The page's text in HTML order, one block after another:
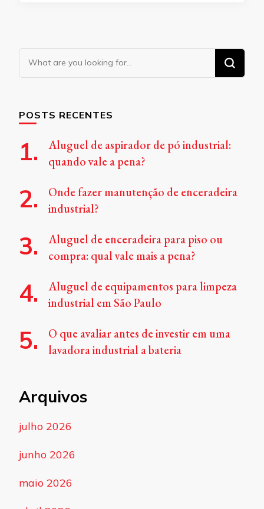
Looking
for
POSTS RECENTES
Aluguel de aspirador de pó industrial:
quando vale a pena?
Onde fazer manutenção de enceradeira
industrial?
Aluguel de enceradeira para piso ou
compra: qual vale mais a pena?
Aluguel de equipamentos para limpeza
industrial em São Paulo
O que avaliar antes de investir em uma
lavadora industrial a bateria
Arquivos
julho 2026
junho 2026
maio 2026